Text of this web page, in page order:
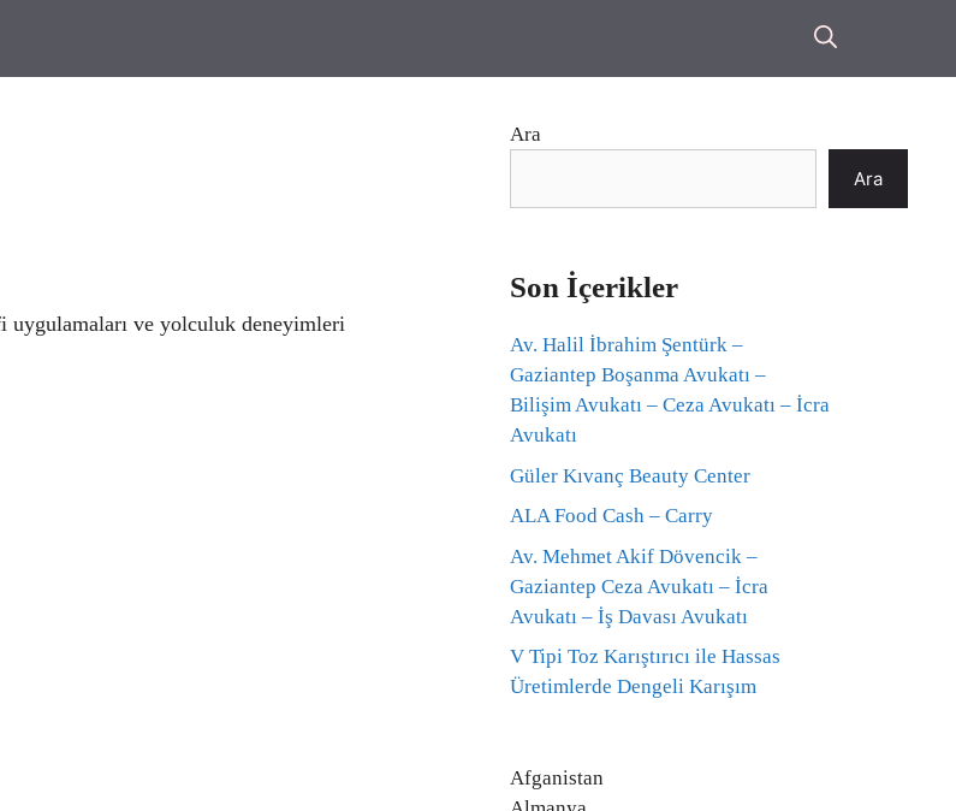
uygulamaları ve yolculuk deneyimleri
Ara
Ara
Son İçerikler
Av. Halil İbrahim Şentürk –
Gaziantep Boşanma Avukatı –
Bilişim Avukatı – Ceza Avukatı – İcra
Avukatı
Güler Kıvanç Beauty Center
ALA Food Cash – Carry
Av. Mehmet Akif Dövencik –
Gaziantep Ceza Avukatı – İcra
Avukatı – İş Davası Avukatı
V Tipi Toz Karıştırıcı ile Hassas
Üretimlerde Dengeli Karışım
Afganistan